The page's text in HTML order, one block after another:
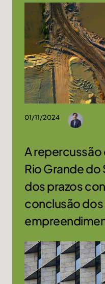
01/11/2024
A
Rio Grande
dos prazos
conclusão dos